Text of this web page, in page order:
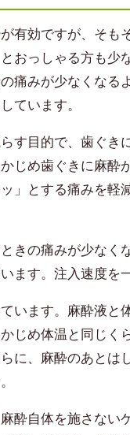
有効ですが、そも
おっしゃる方も少
痛みが少なくなるよ
ています。
す目的で、歯ぐき
じめ歯ぐきに麻酔
」とする痛みを軽
きの痛みが少な
ます。注入速度を
います。麻酔液
じめ体温と同じく
に、麻酔のあとは
酔自体を施さない